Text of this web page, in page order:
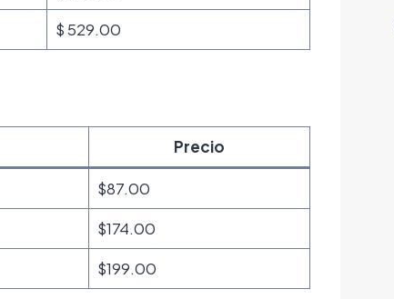
$ 529.00
Precio
$87.00
$174.00
$199.00